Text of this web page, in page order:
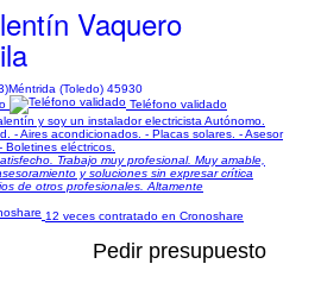
Vaquero
Méntrida (Toledo) 45930
Teléfono validado
y soy un instalador electricista Autónomo.
- Aires acondicionados. - Placas solares. - Asesor
eléctricos.
Trabajo muy profesional. Muy amable,
y soluciones sin expresar crítica
de otros profesionales. Altamente
12 veces contratado en Cronoshare
Pedir presupuesto